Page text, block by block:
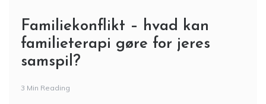
Familiekonflikt – hvad kan
familieterapi gøre for jeres
samspil?
3 Min Reading